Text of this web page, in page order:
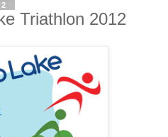
Triathlon 2012